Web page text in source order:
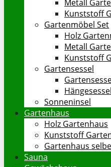
Metall
Kunststoff
Gartenmöbel Set
Holz
Metall
Kunststoff
Gartensessel
Hängesessel
Sonneninsel
Gartenhaus
Holz Gartenhaus
Kunststoff
Gartenhaus
Sauna